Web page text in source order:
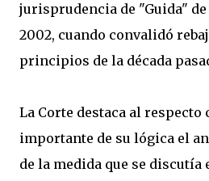
jurisprudencia de "Guida"
2002, cuando convalidó
principios de la década
La Corte destaca al
importante de su lógica el
de la medida que se discutía